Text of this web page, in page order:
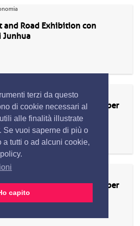
terzi da questo
di cookie necessari al
alle finalità illustrate
Se vuoi saperne di più o
a tutti o ad alcuni cookie,
capito
and Road Exhibition con
Junhua
'Repubblica riconoscente per
Istituzioni' (2)
'Repubblica riconoscente per
delle Istituzioni'